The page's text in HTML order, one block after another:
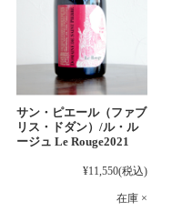
サン・ピエール（ファブ
リス・ドダン）/ル・ル
ージュ Le Rouge2021
¥11,550(税込)
在庫 ×